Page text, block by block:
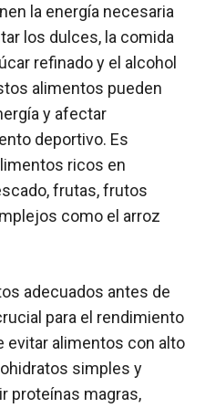
la energía necesaria
los dulces, la comida
refinado y el alcohol
alimentos pueden
y afectar
deportivo. Es
ricos en
frutas, frutos
como el arroz
adecuados antes de
para el rendimiento
evitar alimentos con alto
simples y
proteínas magras,